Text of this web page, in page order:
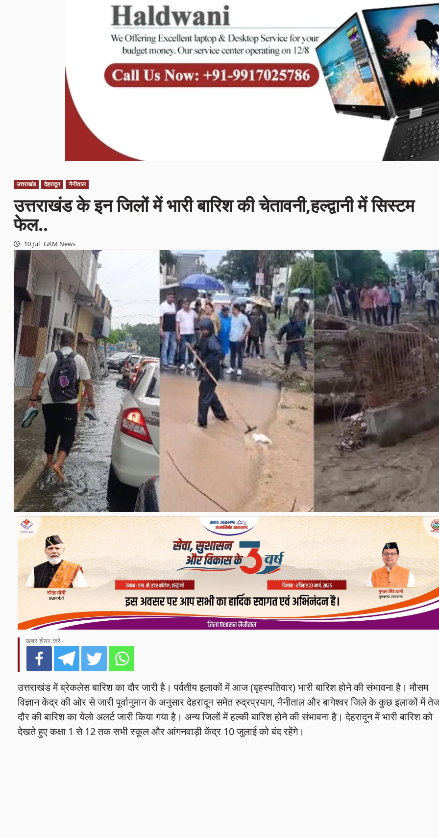
उत्तराखंड देहरादून नैनीताल
उत्तराखंड के इन जिलों में भारी बारिश की चेतावनी,हल्द्वानी में सिस्टम
फेल..
10 Jul GKM News
ख़बर शेयर करें
उत्तराखंड में ब्रेकलेस बारिश का दौर जारी है। पर्वतीय इलाकों में आज (बृहस्पतिवार) भारी बारिश होने की संभावना है। मौसम
विज्ञान केंद्र की ओर से जारी पूर्वानुमान के अनुसार देहरादून समेत रुद्रप्रयाग, नैनीताल और बागेश्वर जिले के कुछ इलाकों में
दौर की बारिश का येलो अलर्ट जारी किया गया है। अन्य जिलों में हल्की बारिश होने की संभावना है। देहरादून में भारी बारिश को
देखते हुए कक्षा 1 से 12 तक सभी स्कूल और आंगनवाड़ी केंद्र 10 जुलाई को बंद रहेंगे।